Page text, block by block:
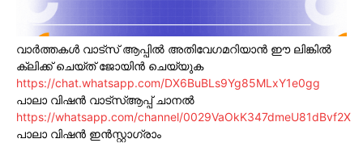
വാർത്തകൾ വാട്സ് ആപ്പിൽ അതിവേഗമറിയാൻ ഈ ലിങ്കിൽ
ക്ലിക്ക് ചെയ്ത് ജോയിൻ ചെയ്യുക
https://chat.whatsapp.com/DX6BuBLs9Yg85MLxY1e0gg
പാലാ വിഷൻ വാട്സ്ആപ്പ് ചാനൽ
https://whatsapp.com/channel/0029VaOkK347dmeU81dBvf2X
പാലാ വിഷൻ ഇൻസ്റ്റാഗ്രാം